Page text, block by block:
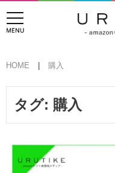
HOME 購入
タグ: 購入